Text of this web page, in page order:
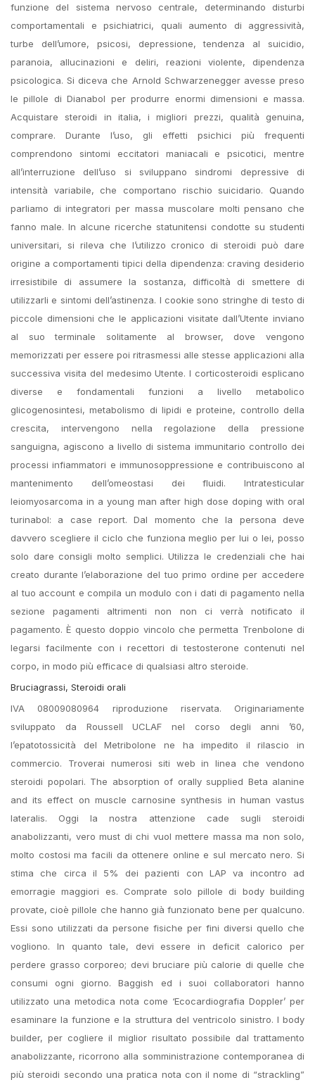
funzione del sistema nervoso centrale, determinando disturbi
comportamentali e psichiatrici, quali aumento di aggressività,
turbe dell’umore, psicosi, depressione, tendenza al suicidio,
paranoia, allucinazioni e deliri, reazioni violente, dipendenza
psicologica. Si diceva che Arnold Schwarzenegger avesse preso
le pillole di Dianabol per produrre enormi dimensioni e massa.
Acquistare steroidi in italia, i migliori prezzi, qualità genuina,
comprare. Durante l’uso, gli effetti psichici più frequenti
comprendono sintomi eccitatori maniacali e psicotici, mentre
all’interruzione dell’uso si sviluppano sindromi depressive di
intensità variabile, che comportano rischio suicidario. Quando
parliamo di integratori per massa muscolare molti pensano che
fanno male. In alcune ricerche statunitensi condotte su studenti
universitari, si rileva che l’utilizzo cronico di steroidi può dare
origine a comportamenti tipici della dipendenza: craving desiderio
irresistibile di assumere la sostanza, difficoltà di smettere di
utilizzarli e sintomi dell’astinenza. I cookie sono stringhe di testo di
piccole dimensioni che le applicazioni visitate dall’Utente inviano
al suo terminale solitamente al browser, dove vengono
memorizzati per essere poi ritrasmessi alle stesse applicazioni alla
successiva visita del medesimo Utente. I corticosteroidi esplicano
diverse e fondamentali funzioni a livello metabolico
glicogenosintesi, metabolismo di lipidi e proteine, controllo della
crescita, intervengono nella regolazione della pressione
sanguigna, agiscono a livello di sistema immunitario controllo dei
processi infiammatori e immunosoppressione e contribuiscono al
mantenimento dell’omeostasi dei fluidi. Intratesticular
leiomyosarcoma in a young man after high dose doping with oral
turinabol: a case report. Dal momento che la persona deve
davvero scegliere il ciclo che funziona meglio per lui o lei, posso
solo dare consigli molto semplici. Utilizza le credenziali che hai
creato durante l’elaborazione del tuo primo ordine per accedere
al tuo account e compila un modulo con i dati di pagamento nella
sezione pagamenti altrimenti non non ci verrà notificato il
pagamento. È questo doppio vincolo che permetta Trenbolone di
legarsi facilmente con i recettori di testosterone contenuti nel
corpo, in modo più efficace di qualsiasi altro steroide.
Bruciagrassi, Steroidi orali
IVA 08009080964 riproduzione riservata. Originariamente
sviluppato da Roussell UCLAF nel corso degli anni ’60,
l’epatotossicità del Metribolone ne ha impedito il rilascio in
commercio. Troverai numerosi siti web in linea che vendono
steroidi popolari. The absorption of orally supplied Beta alanine
and its effect on muscle carnosine synthesis in human vastus
lateralis. Oggi la nostra attenzione cade sugli steroidi
anabolizzanti, vero must di chi vuol mettere massa ma non solo,
molto costosi ma facili da ottenere online e sul mercato nero. Si
stima che circa il 5% dei pazienti con LAP va incontro ad
emorragie maggiori es. Comprate solo pillole di body building
provate, cioè pillole che hanno già funzionato bene per qualcuno.
Essi sono utilizzati da persone fisiche per fini diversi quello che
vogliono. In quanto tale, devi essere in deficit calorico per
perdere grasso corporeo; devi bruciare più calorie di quelle che
consumi ogni giorno. Baggish ed i suoi collaboratori hanno
utilizzato una metodica nota come ‘Ecocardiografia Doppler’ per
esaminare la funzione e la struttura del ventricolo sinistro. I body
builder, per cogliere il miglior risultato possibile dal trattamento
anabolizzante, ricorrono alla somministrazione contemporanea di
più steroidi secondo una pratica nota con il nome di “strackling”